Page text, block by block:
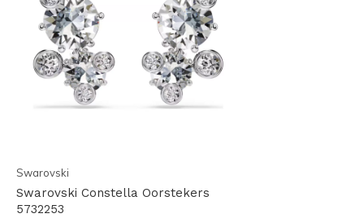
Swarovski
Swarovski Constella Oorstekers
5732253